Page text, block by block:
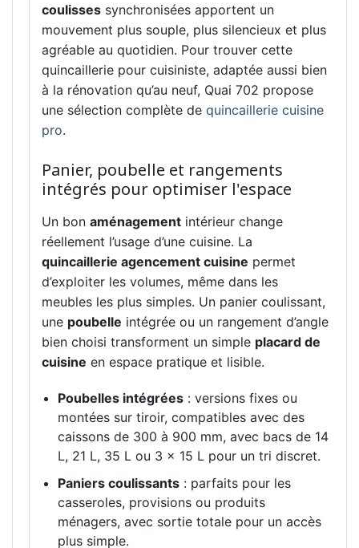
coulisses synchronisées apportent un
mouvement plus souple, plus silencieux et plus
agréable au quotidien. Pour trouver cette
quincaillerie pour cuisiniste, adaptée aussi bien
à la rénovation qu’au neuf, Quai 702 propose
une sélection complète de quincaillerie cuisine
pro.
Panier, poubelle et rangements
intégrés pour optimiser l'espace
Un bon aménagement intérieur change
réellement l’usage d’une cuisine. La
quincaillerie agencement cuisine permet
d’exploiter les volumes, même dans les
meubles les plus simples. Un panier coulissant,
une poubelle intégrée ou un rangement d’angle
bien choisi transforment un simple placard de
cuisine en espace pratique et lisible.
Poubelles intégrées : versions fixes ou
montées sur tiroir, compatibles avec des
caissons de 300 à 900 mm, avec bacs de 14
L, 21 L, 35 L ou 3 × 15 L pour un tri discret.
Paniers coulissants : parfaits pour les
casseroles, provisions ou produits
ménagers, avec sortie totale pour un accès
plus simple.